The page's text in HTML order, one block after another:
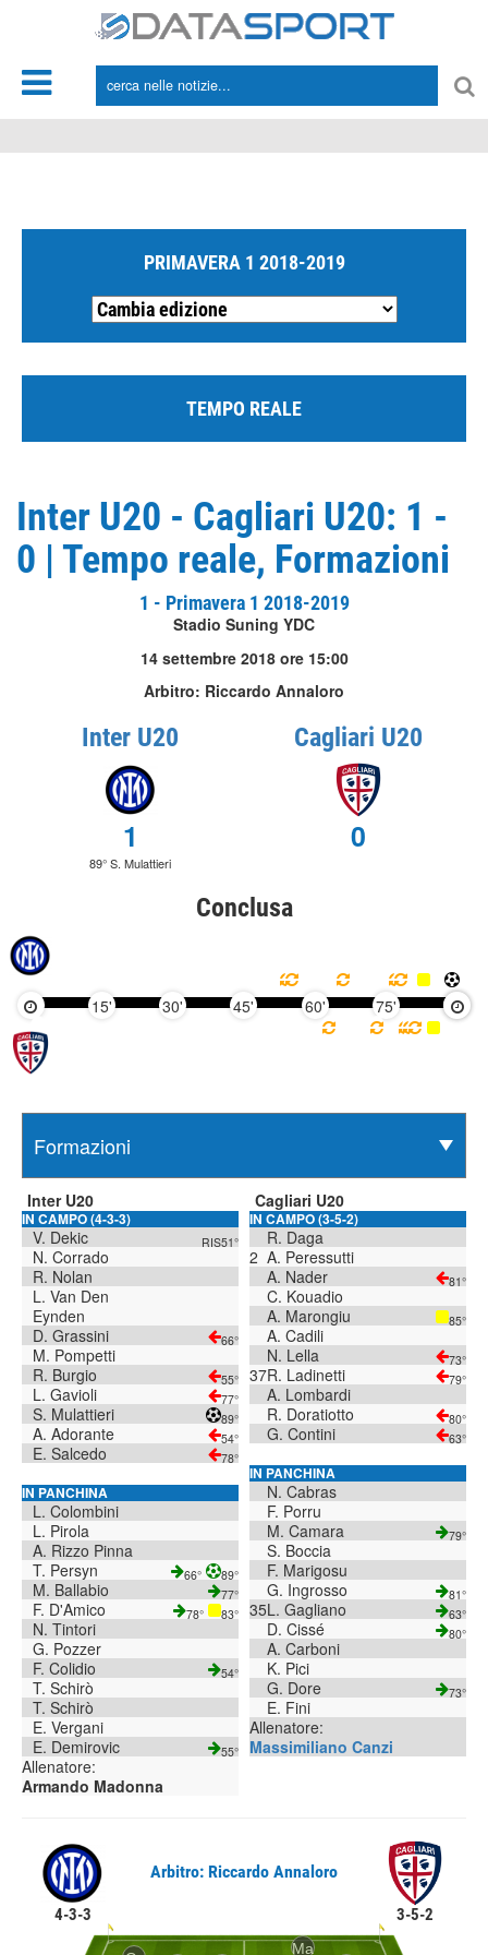
PRIMAVERA 1 2018-2019
TEMPO REALE
Inter U20 - Cagliari U20: 1 -
0 | Tempo reale, Formazioni
1 - Primavera 1 2018-2019
Stadio Suning YDC
14 settembre 2018 ore 15:00
Arbitro: Riccardo Annaloro
Inter U20
1
89° S. Mulattieri
Cagliari U20
0
Conclusa
15' 30' 45' 60' 75' 90'
Inter U20
IN CAMPO (4-3-3)
V. Dekic RIS51°
N. Corrado
R. Nolan
L. Van Den
Eynden
D. Grassini
66°
M. Pompetti
R. Burgio
55°
L. Gavioli 77°
S. Mulattieri 89°
A. Adorante 54°
E. Salcedo 78°
IN PANCHINA
L. Colombini
L. Pirola
A. Rizzo Pinna
T. Persyn
66° 89°
M. Ballabio 77°
F. D'Amico 78° 83°
N. Tintori
G. Pozzer
F. Colidio
54°
T. Schirò
T. Schirò
E. Vergani
E. Demirovic
55°
Allenatore:
Armando Madonna
Cagliari U20
IN CAMPO (3-5-2)
R. Daga
2 A. Peressutti
A. Nader
81°
C. Kouadio
A. Marongiu
85°
A. Cadili
N. Lella
73°
37R. Ladinetti 79°
A. Lombardi
R. Doratiotto
80°
G. Contini 63°
IN PANCHINA
N. Cabras
F. Porru
M. Camara
79°
S. Boccia
F. Marigosu
G. Ingrosso
81°
35L. Gagliano 63°
D. Cissé 80°
A. Carboni
K. Pici
G. Dore
73°
E. Fini
Allenatore:
Massimiliano Canzi
4-3-3
Arbitro: Riccardo Annaloro
3-5-2
Ma